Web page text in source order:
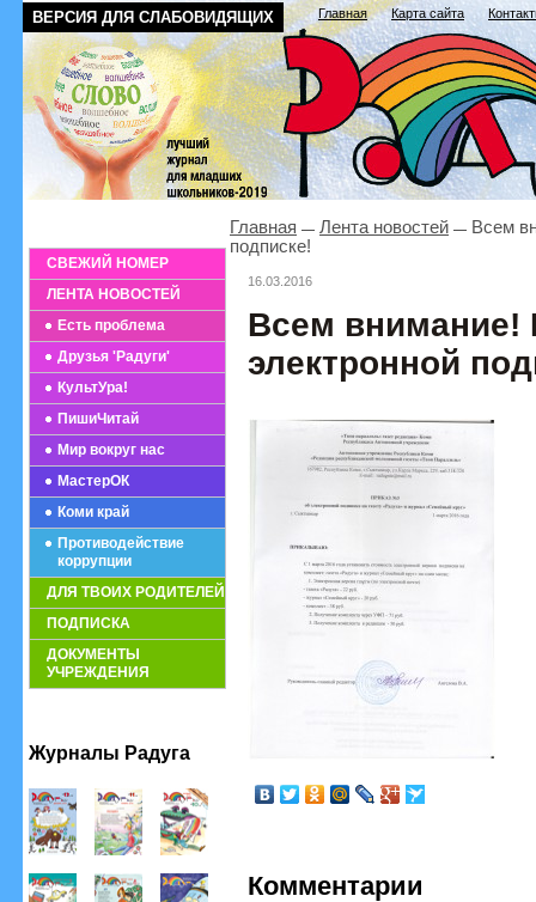
ВЕРСИЯ ДЛЯ СЛАБОВИДЯЩИХ Главная Карта сайта
СВЕЖИЙ НОМЕР
ЛЕНТА НОВОСТЕЙ
Есть проблема
Друзья 'Радуги'
КультУра!
ПишиЧитай
Мир вокруг нас
МастерОК
Коми край
Противодействие
коррупции
ДЛЯ ТВОИХ РОДИТЕЛЕЙ
ПОДПИСКА
ДОКУМЕНТЫ
УЧРЕЖДЕНИЯ
Журналы Радуга
Главная Лента новостей
Всем
подписке!
16.03.2016
Всем
электронной
Комментарии